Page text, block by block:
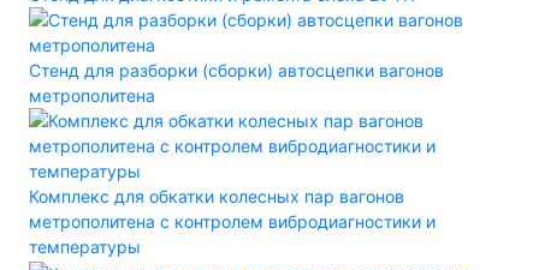
Стенд для разборки (сборки) автосцепки вагонов
метрополитена
Комплекс для обкатки колесных пар вагонов
метрополитена с контролем вибродиагностики и
температуры